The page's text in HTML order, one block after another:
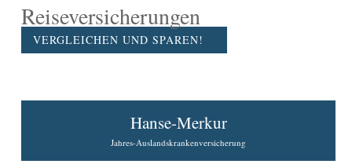
VERGLEICHEN UND SPAREN!
Reiseversicherungen
Hanse-Merkur
Jahres-Auslandskrankenversicherung